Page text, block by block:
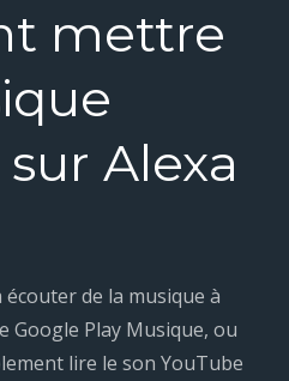
mettre
Alexa
de la musique à
Google Play Musique, ou
lire le son YouTube